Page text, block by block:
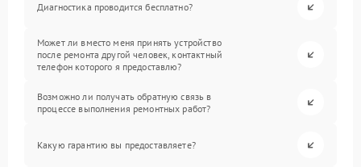
Диагностика проводится бесплатно?
Может ли вместо меня принять устройство
после ремонта другой человек, контактный
телефон которого я предоставлю?
Возможно ли получать обратную связь в
процессе выполнения ремонтных работ?
Какую гарантию вы предоставляете?